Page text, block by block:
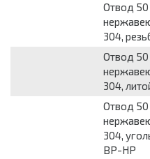
Отвод
304,
Отвод
304,
Отвод
304,
ВР-НР